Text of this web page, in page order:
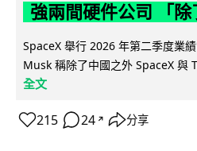
強兩間硬件公司 「除
SpaceX 舉行 2026 年第二季度業
Musk 稱除了中國之外 SpaceX 與
全文
215 24 ↗ 分享